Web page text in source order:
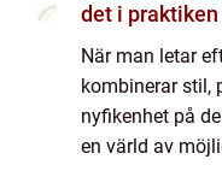
det i praktiken
När man letar
kombinerar stil,
nyfikenhet på
en värld av